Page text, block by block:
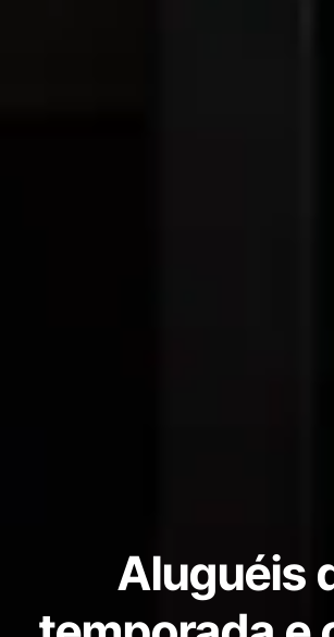
Aluguéis